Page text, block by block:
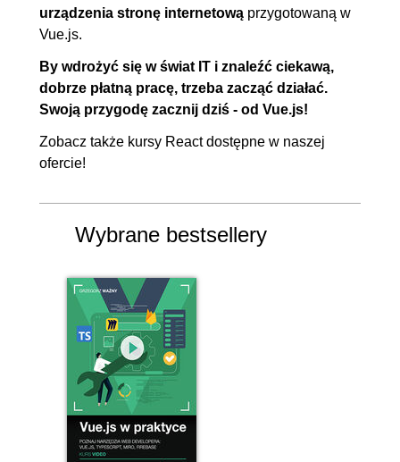
urządzenia stronę internetową przygotowaną w
Vue.js.
By wdrożyć się w świat IT i znaleźć ciekawą,
dobrze płatną pracę, trzeba zacząć działać.
Swoją przygodę zacznij dziś - od Vue.js!
Zobacz także kursy Reactdostępne w naszej
ofercie!
Wybrane bestsellery